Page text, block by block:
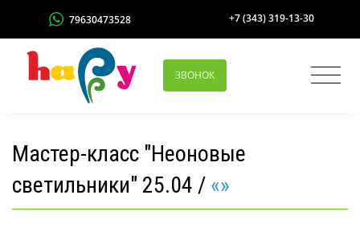
79630473528 +7 (343) 319-13-30
ЗВОНОК
Мастер-класс "Неоновые
светильники" 25.04 / «»